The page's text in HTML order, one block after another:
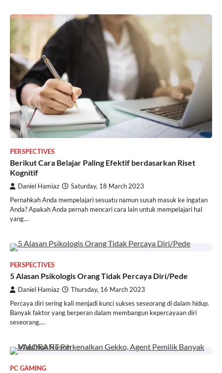
PERSPECTIVES
Berikut Cara Belajar Paling Efektif berdasarkan Riset
Kognitif
Daniel Hamiaz Saturday, 18 March 2023
Pernahkah Anda mempelajari sesuatu namun susah masuk ke ingatan
Anda? Apakah Anda pernah mencari cara lain untuk mempelajari hal
yang…
PERSPECTIVES
5 Alasan Psikologis Orang Tidak Percaya Diri/Pede
Daniel Hamiaz Thursday, 16 March 2023
Percaya diri sering kali menjadi kunci sukses seseorang di dalam hidup.
Banyak faktor yang berperan dalam membangun kepercayaan diri
seseorang,…
PC GAMING